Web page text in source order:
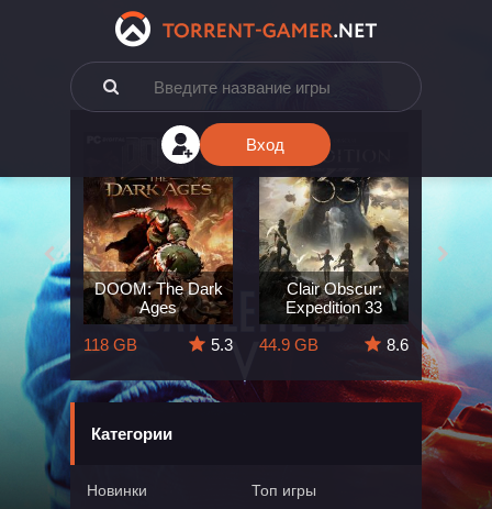
Вход
The
5.7
DOOM: The Dark
Ages
118 GB
5.3
Clair Obscur:
Expedition 33
44.9 GB
8.6
164 GB
Категории
Новинки
Топ игры